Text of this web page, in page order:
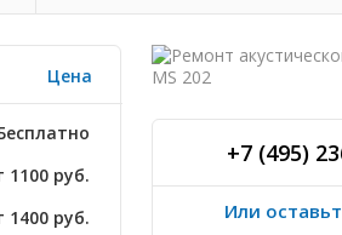
Цена
1100 руб.
1400 руб.
+7 (495)
Или